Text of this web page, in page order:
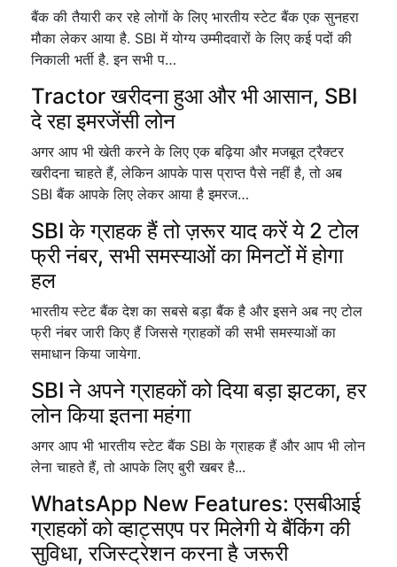
बैंक की तैयारी कर रहे लोगों के लिए भारतीय स्टेट बैंक एक सुनहरा
मौका लेकर आया है. SBI में योग्य उम्मीदवारों के लिए कई पदों की
निकाली भर्ती है. इन सभी प…
Tractor खरीदना हुआ और भी आसान, SBI
दे रहा इमरजेंसी लोन
अगर आप भी खेती करने के लिए एक बढ़िया और मजबूत ट्रैक्टर
खरीदना चाहते हैं, लेकिन आपके पास प्राप्त पैसे नहीं है, तो अब
SBI बैंक आपके लिए लेकर आया है इमरज…
SBI के ग्राहक हैं तो ज़रूर याद करें ये 2 टोल
फ्री नंबर, सभी समस्याओं का मिनटों में होगा
हल
भारतीय स्टेट बैंक देश का सबसे बड़ा बैंक है और इसने अब नए टोल
फ्री नंबर जारी किए हैं जिससे ग्राहकों की सभी समस्याओं का
समाधान किया जायेगा.
SBI ने अपने ग्राहकों को दिया बड़ा झटका, हर
लोन किया इतना महंगा
अगर आप भी भारतीय स्टेट बैंक SBI के ग्राहक हैं और आप भी लोन
लेना चाहते हैं, तो आपके लिए बुरी खबर है...
WhatsApp New Features: एसबीआई
ग्राहकों को व्हाट्सएप पर मिलेगी ये बैंकिंग की
सुविधा, रजिस्ट्रेशन करना है जरूरी